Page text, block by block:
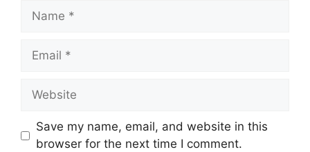
Name
Email
Website
Save my name, email, and website in this
browser for the next time I comment.